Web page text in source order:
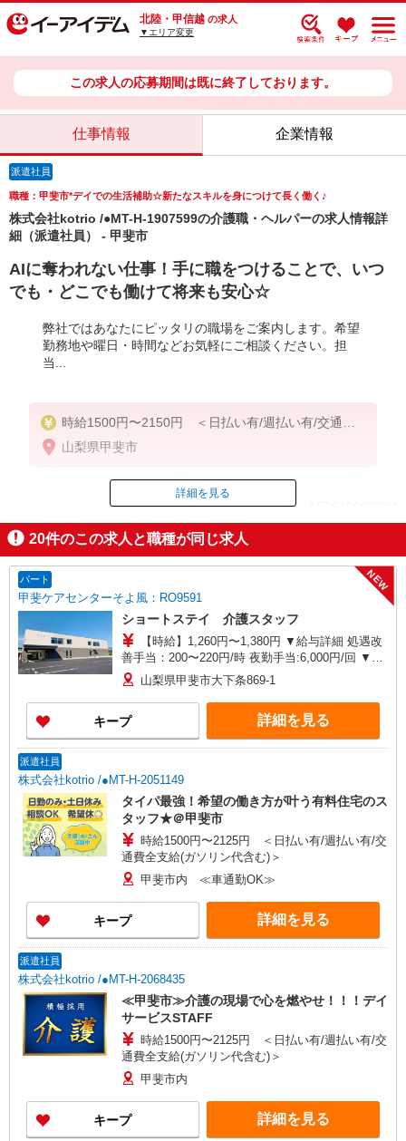
北陸・甲信越 の求人
▼エリア変更
この求人の応募期間は既に終了しております。
仕事情報 企業情報
派遣社員
職種：甲斐市*デイでの生活補助☆新たなスキルを身につけて長く働く♪
株式会社kotrio /●MT-H-1907599の介護職・ヘルパーの求人情報詳
細（派遣社員） - 甲斐市
AIに奪われない仕事！手に職をつけることで、いつ
でも・どこでも働けて将来も安心☆
弊社ではあなたにピッタリの職場をご案内します。希望
勤務地や曜日・時間などお気軽にご相談ください。担
当...
時給1500円〜2150円 ＜日払い有/週払い有/交通費
全支給(ガソリン代含む)＞
山梨県甲斐市
ID：AE0610069330
掲載期間終了
詳細を見る
20件のこの求人と職種が同じ求人
パート
甲斐ケアセンターそよ風：RO9591
NEW
ショートステイ 介護スタッフ
【時給】1,260円〜1,380円 ▼給与詳細 処遇改
善手当：200〜220円/時 夜勤手当:6,000円/回 ▼下
記別途支給 通勤手当 年末年始手当：380円/時 寸
志あり：年2回（6月・12月） ※業績による ※処
遇改善手当は試用期間中(3ヶ月)は支給なし
山梨県甲斐市大下条869-1
キープ 詳細を見る
派遣社員
株式会社kotrio /●MT-H-2051149
タイパ最強！希望の働き方が叶う有料住宅のス
タッフ★＠甲斐市
時給1500円〜2125円 ＜日払い有/週払い有/交
通費全支給(ガソリン代含む)＞
甲斐市内 ≪車通勤OK≫
キープ 詳細を見る
派遣社員
株式会社kotrio /●MT-H-2068435
≪甲斐市≫介護の現場で心を燃やせ！！！デイ
サービスSTAFF
時給1500円〜2125円 ＜日払い有/週払い有/交
通費全支給(ガソリン代含む)＞
甲斐市内
キープ 詳細を見る